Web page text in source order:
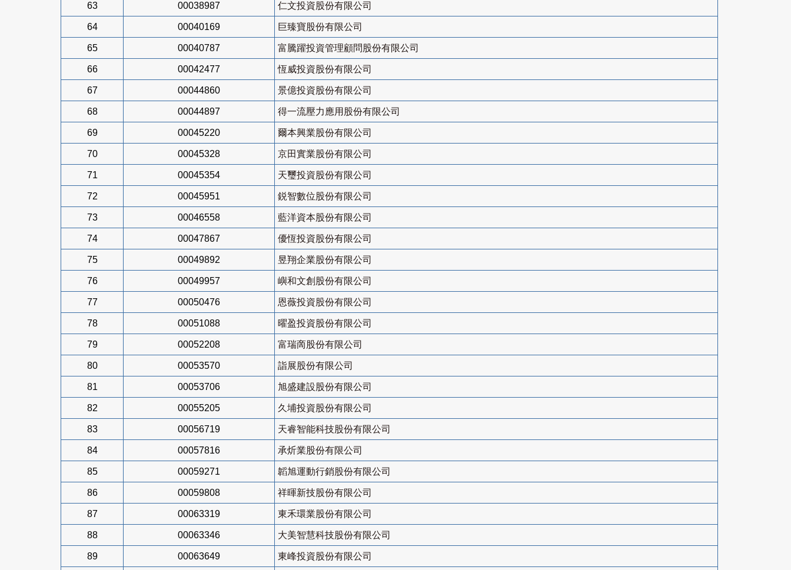
63 00038987 仁文投資股份有限公司
64 00040169 巨臻寶股份有限公司
65 00040787 富騰躍投資管理顧問股份有限公司
66 00042477 恆威投資股份有限公司
67 00044860 景億投資股份有限公司
68 00044897 得一流壓力應用股份有限公司
69 00045220 爾本興業股份有限公司
70 00045328 京田實業股份有限公司
71 00045354 天璽投資股份有限公司
72 00045951 鋭智數位股份有限公司
73 00046558 藍洋資本股份有限公司
74 00047867 優恆投資股份有限公司
75 00049892 昱翔企業股份有限公司
76 00049957 嶼和文創股份有限公司
77 00050476 恩薇投資股份有限公司
78 00051088 曜盈投資股份有限公司
79 00052208 富瑞啇股份有限公司
80 00053570 詣展股份有限公司
81 00053706 旭盛建設股份有限公司
82 00055205 久埔投資股份有限公司
83 00056719 天睿智能科技股份有限公司
84 00057816 承炘業股份有限公司
85 00059271 韜旭運動行銷股份有限公司
86 00059808 祥暉新技股份有限公司
87 00063319 東禾環業股份有限公司
88 00063346 大美智慧科技股份有限公司
89 00063649 東峰投資股份有限公司